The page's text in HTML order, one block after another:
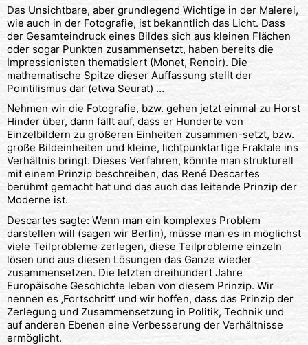
Das Unsichtbare, aber grundlegend Wichtige in der Malerei,
wie auch in der Fotografie, ist bekanntlich das Licht. Dass
der Gesamteindruck eines Bildes sich aus kleinen Flächen
oder sogar Punkten zusammensetzt, haben bereits die
Impressionisten thematisiert (Monet, Renoir). Die
mathematische Spitze dieser Auffassung stellt der
Pointilismus dar (etwa Seurat) …
Nehmen wir die Fotografie, bzw. gehen jetzt einmal zu Horst
Hinder über, dann fällt auf, dass er Hunderte von
Einzelbildern zu größeren Einheiten zusammen-setzt, bzw.
große Bildeinheiten und kleine, lichtpunktartige Fraktale ins
Verhältnis bringt. Dieses Verfahren, könnte man strukturell
mit einem Prinzip beschreiben, das René Descartes
berühmt gemacht hat und das auch das leitende Prinzip der
Moderne ist.
Descartes sagte: Wenn man ein komplexes Problem
darstellen will (sagen wir Berlin), müsse man es in möglichst
viele Teilprobleme zerlegen, diese Teilprobleme einzeln
lösen und aus diesen Lösungen das Ganze wieder
zusammensetzen. Die letzten dreihundert Jahre
Europäische Geschichte leben von diesem Prinzip. Wir
nennen es ‚Fortschritt‘ und wir hoffen, dass das Prinzip der
Zerlegung und Zusammensetzung in Politik, Technik und
auf anderen Ebenen eine Verbesserung der Verhältnisse
ermöglicht.